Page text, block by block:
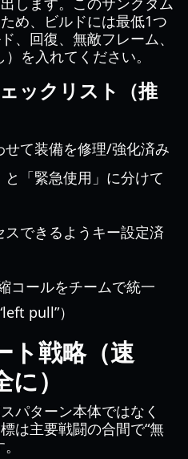
め、ビルドには最低1つ
、回復、無敵フレーム、
を入れてください。
ックリスト（推
て装備を修理/強化済み
「緊急使用」に分けて
できるようキー設定済
コールをチームで統一
pull”）
ト戦略（速
）
パターン本体ではなく
は主要戦闘の合間で“無